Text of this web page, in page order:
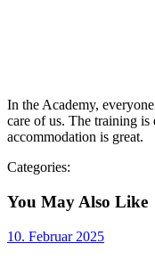
In the Academy,
care of us. The training is
accommodation is great.
Categories:
You May Also Like
10. Februar 2025